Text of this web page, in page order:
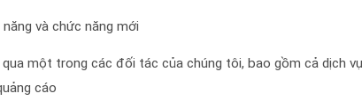
và chức năng mới
một trong các đối tác của chúng tôi, bao gồm cả dịch
cáo